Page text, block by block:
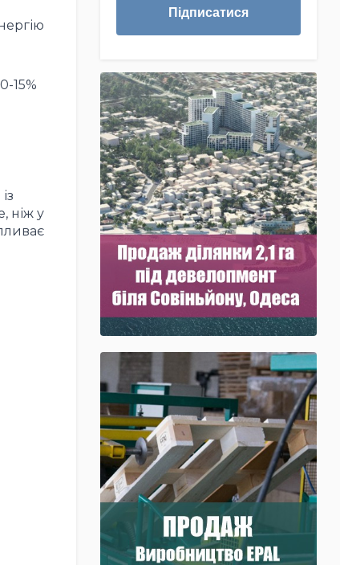
15%
ніж у
Підписатися